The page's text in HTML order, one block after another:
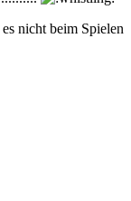
nicht beim Spielen